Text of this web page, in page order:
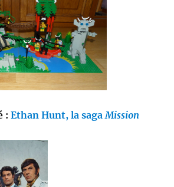
:Ethan Hunt, la sagaMission